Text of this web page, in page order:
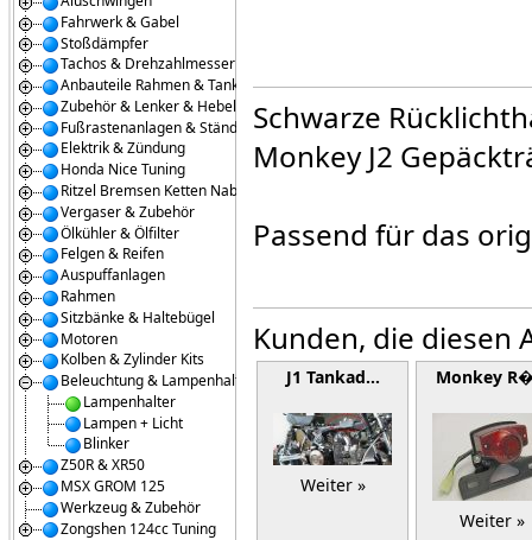
Fahrwerk & Gabel
Stoßdämpfer
Tachos & Drehzahlmesser
Anbauteile Rahmen & Tanks
Zubehör & Lenker & Hebel
Fußrastenanlagen & Ständer
Elektrik & Zündung
Honda Nice Tuning
Ritzel Bremsen Ketten Naben
Vergaser & Zubehör
Ölkühler & Ölfilter
Felgen & Reifen
Auspuffanlagen
Rahmen
Sitzbänke & Haltebügel
Motoren
Kolben & Zylinder Kits
Beleuchtung & Lampenhalter
Lampenhalter
Lampen + Licht
Blinker
Z50R & XR50
MSX GROM 125
Werkzeug & Zubehör
Zongshen 124cc Tuning
Schwarze
Monkey J2
Passend für das
Kunden, die diesen
J1 Tankad…
Weiter »
Monkey
Weiter »